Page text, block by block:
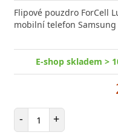
Flipové pouzdro ForCell
mobilní telefon Samsung
E-shop skladem >
- Počet položek
+